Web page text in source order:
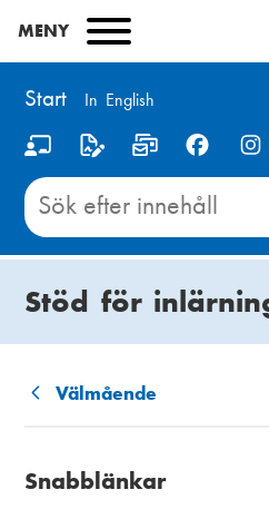
huvudinnehåll
Start In English
S
o
c
a
l
m
d
Sök
innehåll
på
MENY
Stöd för
n
Välmående
Snabblänkar